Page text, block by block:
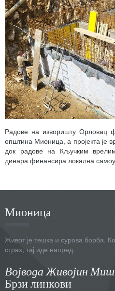
Радове на изворишту Орловац
општина Мионица, а пројекта је
док радове на Кључким
динара финансира локална
Мионица
Живот је тешка и сурова борба.
страх, тај иде напред.
Војвода Живојин
Брзи линкови